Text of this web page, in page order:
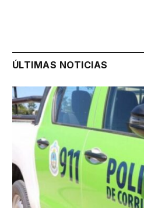
ÚLTIMAS NOTICIAS